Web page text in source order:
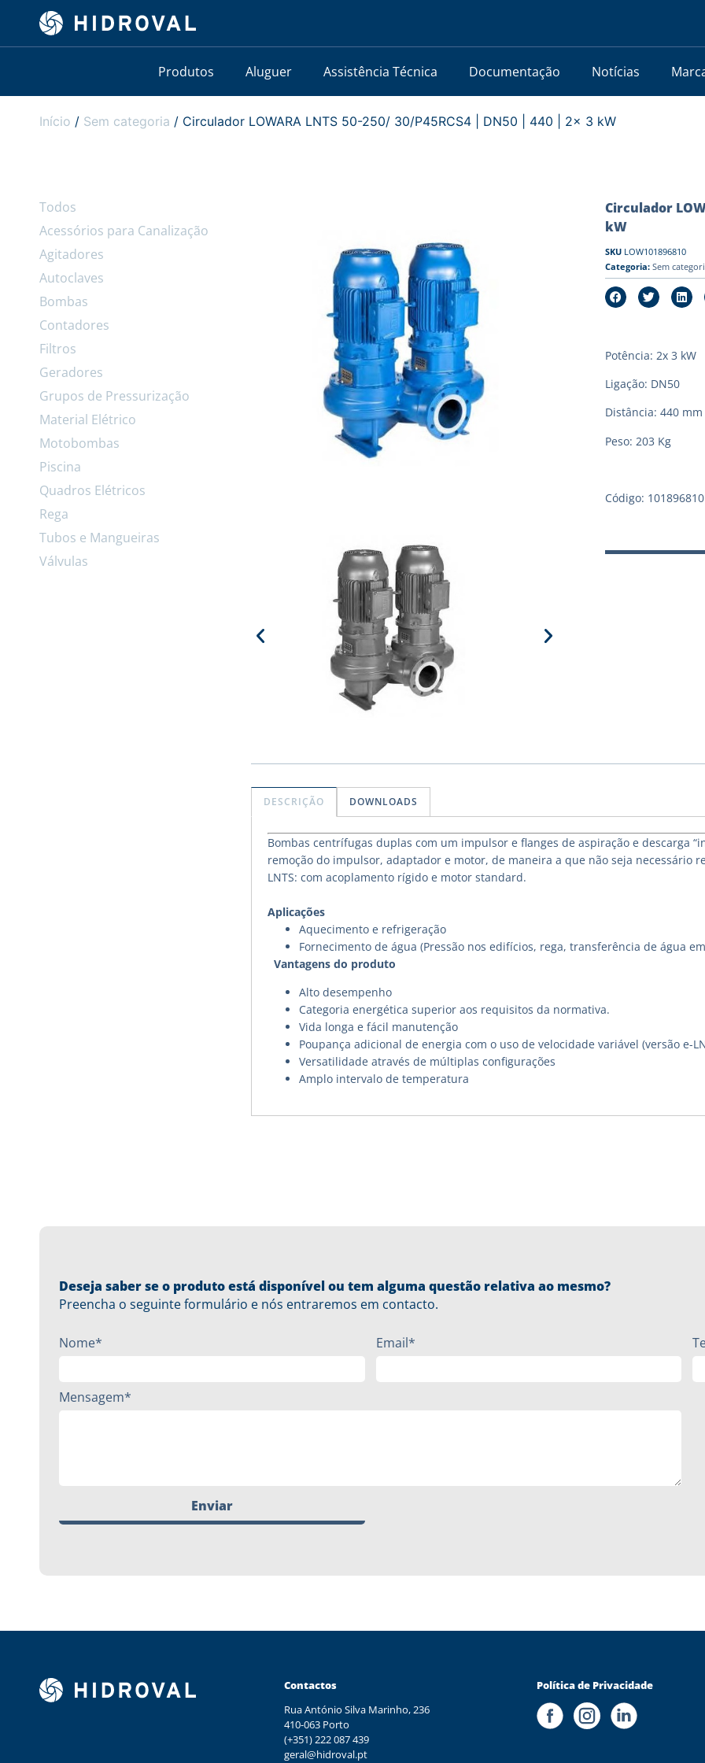
Produtos Aluguer Assistência Técnica Documentação Notícias
Início / Sem categoria / Circulador LOWARA LNTS 50-250/ 30/P45RCS4 | DN50 | 440 | 2x 3 kW
Todos
Acessórios para Canalização
Agitadores
Autoclaves
Bombas
Contadores
Filtros
Geradores
Grupos de Pressurização
Material Elétrico
Motobombas
Piscina
Quadros Elétricos
Rega
Tubos e Mangueiras
Válvulas
Circulador
kW
SKU LOW101896810
Categoria: Sem
Potência: 2x 3 kW
Ligação: DN50
Distância: 440 mm
Peso: 203 Kg
Código: 101896810
DESCRIÇÃO DOWNLOADS
Bombas centrífugas duplas com um impulsor e flanges de aspiração e descarga
remoção do impulsor, adaptador e motor, de maneira a que não seja necessário
LNTS: com acoplamento rígido e motor standard.
Aplicações
Aquecimento e refrigeração
Fornecimento de água (Pressão nos edifícios, rega, transferência de água
Vantagens do produto
Alto desempenho
Categoria energética superior aos requisitos da normativa.
Vida longa e fácil manutenção
Poupança adicional de energia com o uso de velocidade variável (versão e-
Versatilidade através de múltiplas configurações
Amplo intervalo de temperatura
Deseja saber se o produto está disponível ou tem alguma questão relativa ao mesmo?
Preencha o seguinte formulário e nós entraremos em contacto.
Nome* Email*
Mensagem*
Enviar
Contactos
Rua António Silva Marinho, 236
410-063 Porto
(+351) 222 087 439
geral@hidroval.pt
Política de Privacidade